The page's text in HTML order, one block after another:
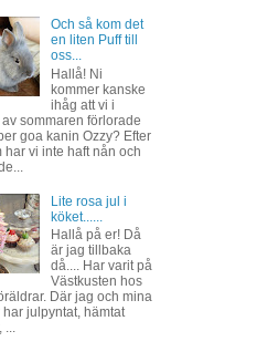
Och så kom det
en liten Puff till
oss...
Hallå! Ni
kommer kanske
ihåg att vi i
sommaren förlorade
goa kanin Ozzy? Efter
har vi inte haft nån och
Lite rosa jul i
köket......
Hallå på er! Då
är jag tillbaka
då.... Har varit på
Västkusten hos
Där jag och mina
har julpyntat, hämtat
...